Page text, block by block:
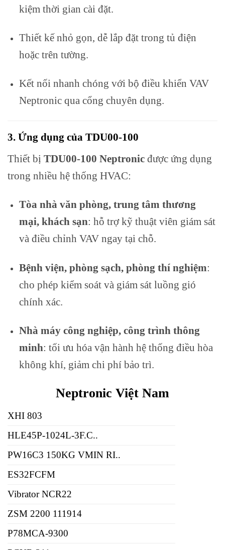
kiệm thời gian cài đặt.
Thiết kế nhỏ gọn, dễ lắp đặt trong tủ điện
hoặc trên tường.
Kết nối nhanh chóng với bộ điều khiển VAV
Neptronic qua cổng chuyên dụng.
3. Ứng dụng của TDU00-100
Thiết bị TDU00-100 Neptronic được ứng dụng
trong nhiều hệ thống HVAC:
Tòa nhà văn phòng, trung tâm thương
mại, khách sạn: hỗ trợ kỹ thuật viên giám sát
và điều chỉnh VAV ngay tại chỗ.
Bệnh viện, phòng sạch, phòng thí nghiệm:
cho phép kiểm soát và giám sát luồng gió
chính xác.
Nhà máy công nghiệp, công trình thông
minh: tối ưu hóa vận hành hệ thống điều hòa
không khí, giảm chi phí bảo trì.
Neptronic Việt Nam
XHI 803
HLE45P-1024L-3F.C..
PW16C3 150KG VMIN RI..
ES32FCFM
Vibrator NCR22
ZSM 2200 111914
P78MCA-9300